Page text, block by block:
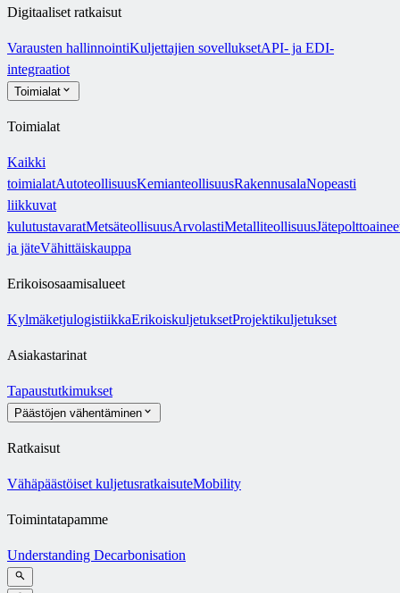
Digitaaliset ratkaisut
Varausten hallinnointiKuljettajien sovelluksetAPI- ja EDI-
integraatiot
Toimialat
Toimialat
Kaikki
toimialatAutoteollisuusKemianteollisuusRakennusalaNopeasti
liikkuvat
kulutustavaratMetsäteollisuusArvolastiMetalliteollisuus
ja jäteVähittäiskauppa
Erikoisosaamisalueet
KylmäketjulogistiikkaErikoiskuljetuksetProjektikuljetukset
Asiakastarinat
Tapaustutkimukset
Päästöjen vähentäminen
Ratkaisut
Vähäpäästöiset kuljetusratkaisuteMobility
Toimintatapamme
Understanding Decarbonisation